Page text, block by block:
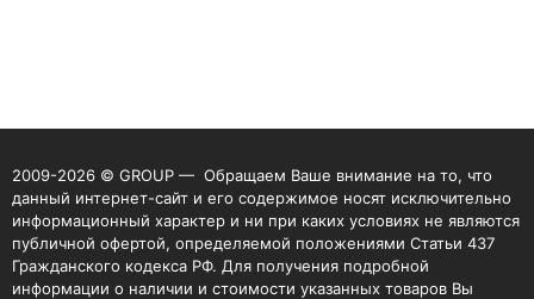
2009-2026 © GROUP — Обращаем Ваше внимание на то, что
данный интернет-сайт и его содержимое носят исключительно
информационный характер и ни при каких условиях не являются
публичной офертой, определяемой положениями Статьи 437
Гражданского кодекса РФ. Для получения подробной
информации о наличии и стоимости указанных товаров Вы